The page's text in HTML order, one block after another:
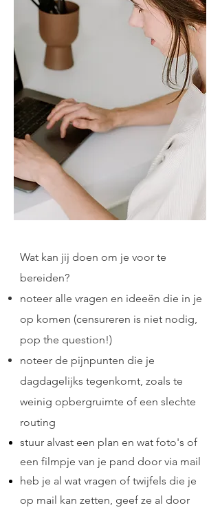
Wat kan jij doen om je voor te
bereiden?
noteer alle vragen en ideeën die in je
op komen (censureren is niet nodig,
pop the question!)
noteer de pijnpunten die je
dagdagelijks tegenkomt, zoals te
weinig opbergruimte of een slechte
routing
stuur alvast een plan en wat foto's of
een filmpje van je pand door via mail
heb je al wat vragen of twijfels die je
op mail kan zetten, geef ze al door